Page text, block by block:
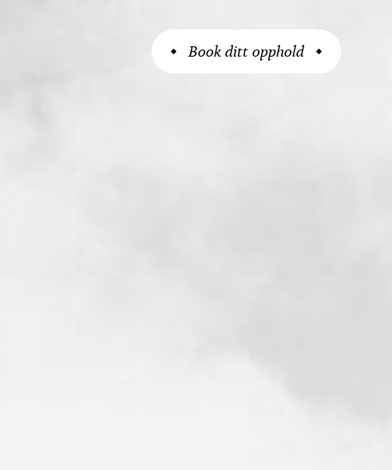
Book ditt opphold